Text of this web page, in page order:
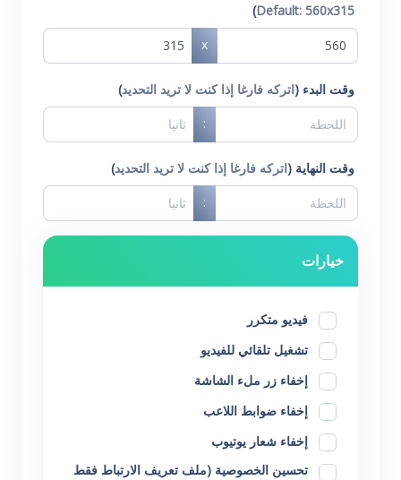
Default: 560x315
)
x
وقت البدء (اتركه فارغا إذا كنت لا تريد التحديد)
:
وقت النهاية (اتركه فارغا إذا كنت لا تريد التحديد)
:
خيارات
فيديو متكرر
تشغيل تلقائي للفيديو
إخفاء زر ملء الشاشة
إخفاء ضوابط اللاعب
إخفاء شعار يوتيوب
تحسين الخصوصية (ملف تعريف الارتباط فقط